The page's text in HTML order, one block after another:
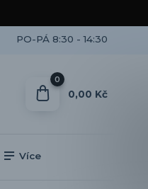
PO-PÁ 8:30 - 14:30
0
0,00 Kč
Více